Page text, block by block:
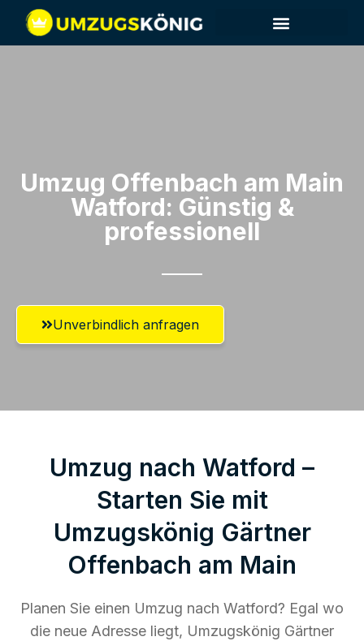
Umzug Offenbach am Main​
Watford: Günstig &
professionell​
Unverbindlich anfragen
Umzug nach Watford –
Starten Sie mit
Umzugskönig Gärtner
Offenbach am Main
Planen Sie einen Umzug nach Watford? Egal wo
die neue Adresse liegt, Umzugskönig Gärtner